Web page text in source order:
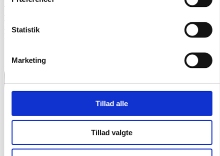
Statistik
Marketing
Tillad alle
Tillad valgte
Viola Brun ApS
Marielundvej 30, 1.sal
2730 Herlev
Danmark